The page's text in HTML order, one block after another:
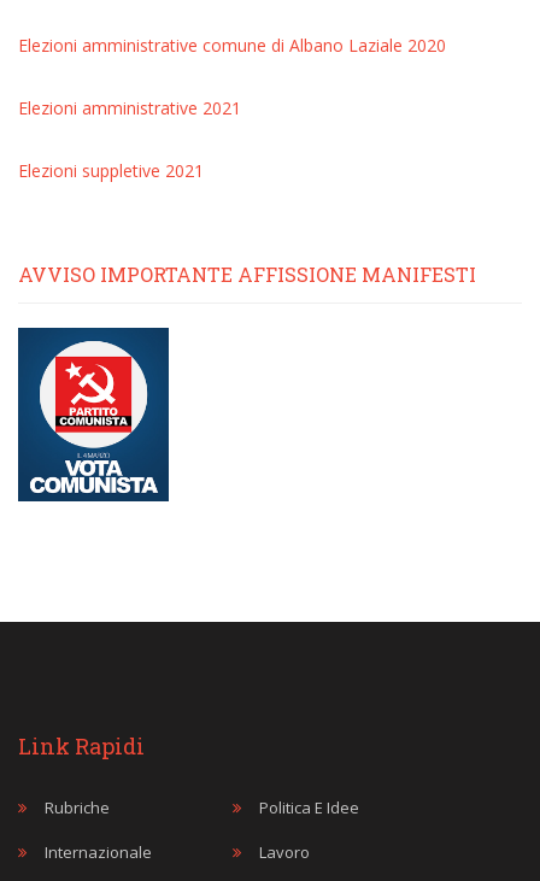
Elezioni amministrative comune di Albano Laziale 2020
Elezioni amministrative 2021
Elezioni suppletive 2021
AVVISO IMPORTANTE AFFISSIONE MANIFESTI
Link Rapidi
Rubriche Politica E Idee
Internazionale Lavoro